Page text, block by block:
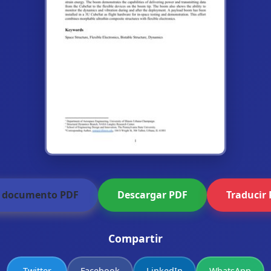
documento PDF Descargar PDF Traducir
Compartir